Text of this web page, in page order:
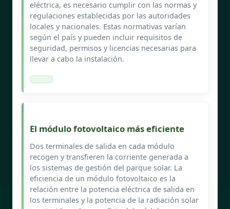
eléctrica, es necesario cumplir con las normas y
regulaciones establecidas por las autoridades
locales y nacionales. Estas normativas varían
según el país y pueden incluir requisitos de
seguridad, permisos y licencias necesarias para
llevar a cabo la instalación.
El módulo fotovoltaico más eficiente
Dos terminales de salida en cada módulo
recogen y transfieren la corriente generada a
los sistemas de gestión del parque solar. La
eficiencia de un módulo fotovoltaico es la
relación entre la potencia eléctrica de salida en
los terminales y la potencia de la radiación solar